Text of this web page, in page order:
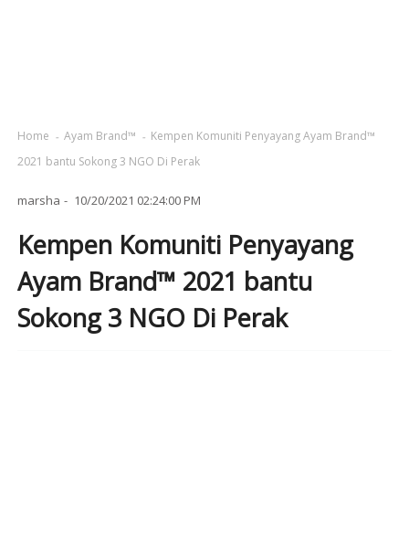
Home Ayam Brand™
Kempen Komuniti Penyayang Ayam Brand™
2021 bantu Sokong 3 NGO Di Perak
marsha 10/20/2021 02:24:00 PM
Kempen Komuniti Penyayang
Ayam Brand™ 2021 bantu
Sokong 3 NGO Di Perak